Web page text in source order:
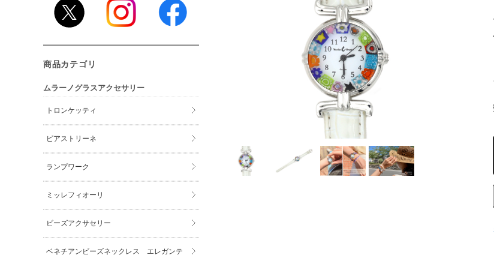
商品カテゴリ
ムラーノグラスアクセサリー
トロンケッティ
ピアストリーネ
ランプワーク
ミッレフィオーリ
ビーズアクサセリー
ベネチアンビーズネックレス エレガンテ